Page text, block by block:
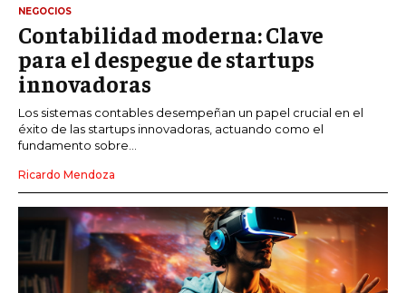
NEGOCIOS
Contabilidad moderna: Clave
para el despegue de startups
innovadoras
Los sistemas contables desempeñan un papel crucial en el
éxito de las startups innovadoras, actuando como el
fundamento sobre...
Ricardo Mendoza